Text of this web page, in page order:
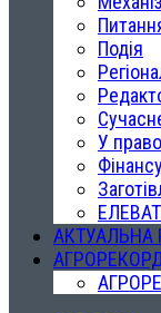
Подія
У